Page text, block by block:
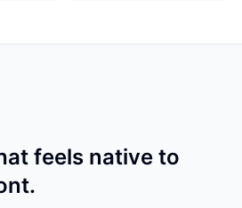
feels native to